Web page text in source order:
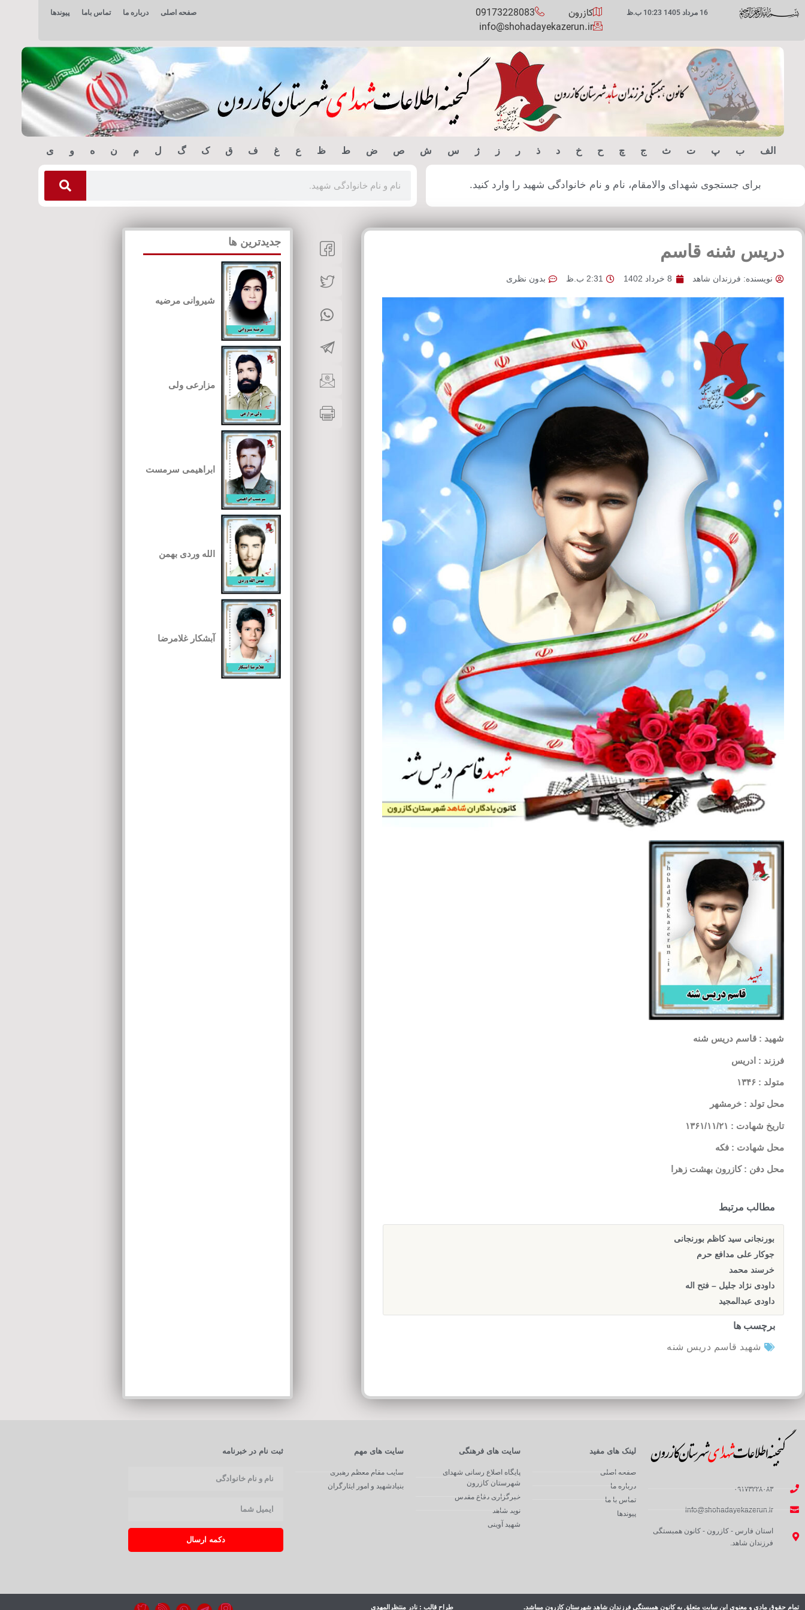
16 مرداد 1405 10:23 ب.ظ کازرون
09173228083
info@shohadayekazerun.ir
صفحه اصلی درباره ما تماس باما پیوندها
الف ب پ ت ث ج چ ح خ د ذ ر ز ژ س ش ص ض ط ظ ع غ ف ق ک گ ل م ن ه و ی
برای جستجوی شهدای والامقام، نام و نام خانوادگی شهید را وارد کنید.
دریس شنه قاسم
نویسنده: فرزندان شاهد 8 خرداد 1402 2:31 ب.ظ بدون نظری
شهید : قاسم دریس شنه
فرزند : ادریس
متولد : ۱۳۴۶
محل تولد : خرمشهر
تاریخ شهادت : ۱۳۶۱/۱۱/۲۱
محل شهادت : فکه
محل دفن : کازرون بهشت زهرا
مطالب مرتبط
بورنجانی سید کاظم بورنجانی
جوکار علی مدافع حرم
خرسند محمد
داودی نژاد جلیل – فتح اله
داودی عبدالمجید
برچسب ها
شهید قاسم دریس شنه
جدیدترین ها
شیروانی مرضیه
مزارعی ولی
ابراهیمی سرمست
الله وردی بهمن
آبشکار غلامرضا
۰۹۱۷۳۲۲۸۰۸۳
info@shohadayekazerun.ir
استان فارس - کازرون - کانون همبستگی
فرزندان شاهد.
لینک های مفید
صفحه اصلی
درباره ما
تماس با ما
پیوندها
سایت های فرهنگی
پایگاه اصلاع رسانی شهدای
شهرستان کازرون
خبرگزاری دفاع مقدس
نوید شاهد
شهید آوینی
سایت های مهم
سایت مقام معظم رهبری
بنیادشهید و امور ایثارگران
ثبت نام در خبرنامه
دکمه ارسال
تمام حقوق مادی و معنوی این سایت متعلق به کانون همبستگی فرزندان شاهد شهرستان کازرون میباشد. طراح قالب : نادر منتظرالمهدی